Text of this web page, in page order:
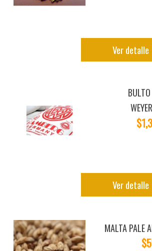
Ver detalle
Ver detalle
MALTA PALE